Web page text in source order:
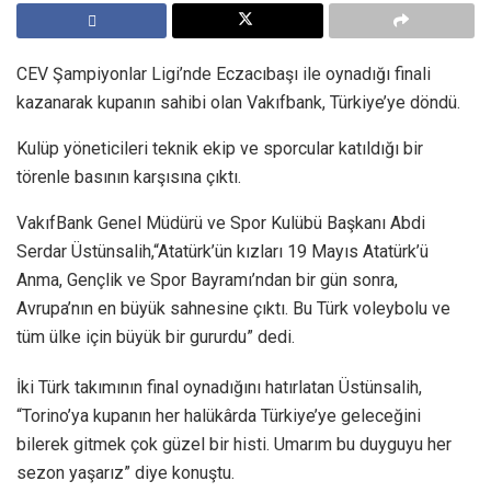
CEV Şampiyonlar Ligi’nde Eczacıbaşı ile oynadığı finali
kazanarak kupanın sahibi olan Vakıfbank, Türkiye’ye döndü.
Kulüp yöneticileri teknik ekip ve sporcular katıldığı bir
törenle basının karşısına çıktı.
VakıfBank Genel Müdürü ve Spor Kulübü Başkanı Abdi
Serdar Üstünsalih,“Atatürk’ün kızları 19 Mayıs Atatürk’ü
Anma, Gençlik ve Spor Bayramı’ndan bir gün sonra,
Avrupa’nın en büyük sahnesine çıktı. Bu Türk voleybolu ve
tüm ülke için büyük bir gururdu” dedi.
İki Türk takımının final oynadığını hatırlatan Üstünsalih,
“Torino’ya kupanın her halükârda Türkiye’ye geleceğini
bilerek gitmek çok güzel bir histi. Umarım bu duyguyu her
sezon yaşarız” diye konuştu.